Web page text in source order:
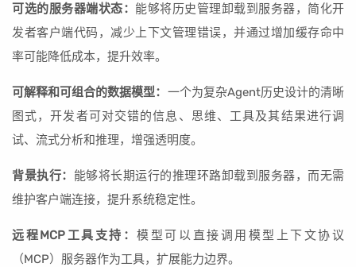
可选的服务器端状态： 能够将历史管理卸载到服务器，简化开
发者客户端代码，减少上下文管理错误，并通过增加缓存命中
率可能降低成本，提升效率。
可解释和可组合的数据模型： 一个为复杂Agent历史设计的清晰
图式，开发者可对交错的信息、思维、工具及其结果进行调
试、流式分析和推理，增强透明度。
背景执行： 能够将长期运行的推理环路卸载到服务器，而无需
维护客户端连接，提升系统稳定性。
远程MCP工具支持：模型可以直接调用模型上下文协议
（MCP）服务器作为工具，扩展能力边界。